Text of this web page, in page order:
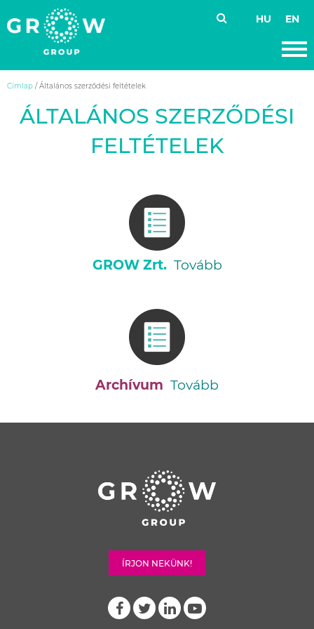
content
HU EN
Címlap /Általános szerződési feltételek
ÁLTALÁNOS SZERZŐDÉSI
FELTÉTELEK
GROW Zrt. Tovább
Archívum Tovább
ÍRJON NEKÜNK!